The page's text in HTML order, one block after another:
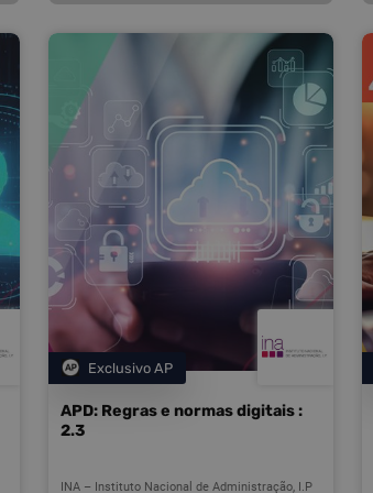
APD: Regras e normas digitais :
2.3
INA – Instituto Nacional de Administração, I.P
Categoria
Exclusivo AP